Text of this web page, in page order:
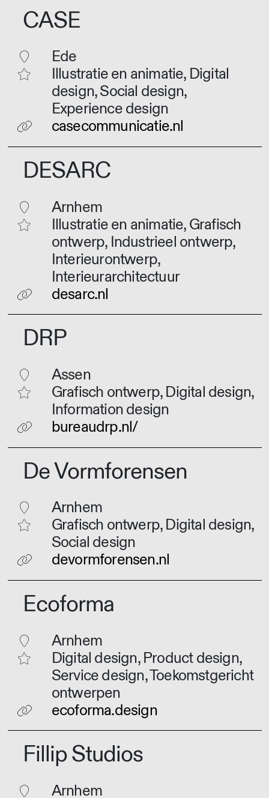
CASE
Ede
Illustratie en animatie, Digital
design, Social design,
Experience design
casecommunicatie.nl
DESARC
Arnhem
Illustratie en animatie, Grafisch
ontwerp, Industrieel ontwerp,
Interieurontwerp,
Interieurarchitectuur
desarc.nl
DRP
Assen
Grafisch ontwerp, Digital design,
Information design
bureaudrp.nl/
De Vormforensen
Arnhem
Grafisch ontwerp, Digital design,
Social design
devormforensen.nl
Ecoforma
Arnhem
Digital design, Product design,
Service design, Toekomstgericht
ontwerpen
ecoforma.design
Fillip Studios
Arnhem